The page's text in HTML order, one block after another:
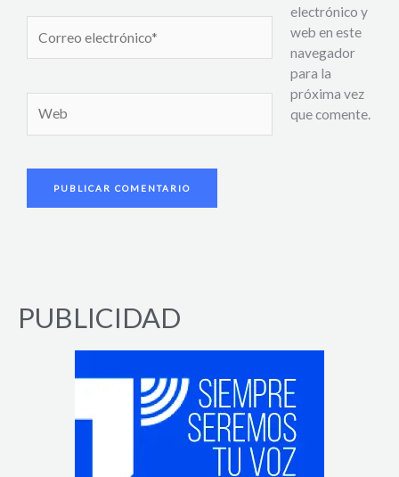
electrónico*
electrónico y
web en este
navegador
para la
próxima vez
que comente.
PUBLICIDAD